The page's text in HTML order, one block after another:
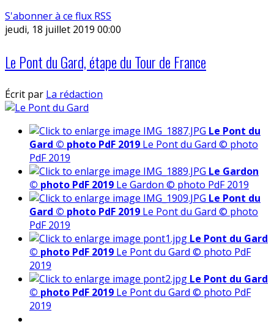
S'abonner à ce flux RSS
jeudi, 18 juillet 2019 00:00
Le Pont du Gard, étape du Tour de France
Écrit par La rédaction
Le Pont du
Gard © photo PdF 2019 Le Pont du Gard © photo
PdF 2019
Le Gardon
© photo PdF 2019 Le Gardon © photo PdF 2019
Le Pont du
Gard © photo PdF 2019 Le Pont du Gard © photo
PdF 2019
Le Pont du Gard
© photo PdF 2019 Le Pont du Gard © photo PdF
2019
Le Pont du Gard
© photo PdF 2019 Le Pont du Gard © photo PdF
2019